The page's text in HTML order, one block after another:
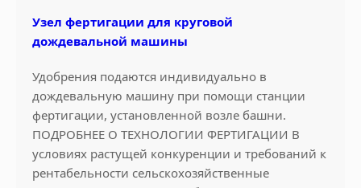
н
а
с
т
а
н
ц
и
Узел фертигации для круговой
дождевальной машины
Удобрения подаются индивидуально в
дождевальную машину при помощи станции
фертигации, установленной возле башни.
ПОДРОБНЕЕ О ТЕХНОЛОГИИ ФЕРТИГАЦИИ В
условиях растущей конкуренции и требований к
рентабельности сельскохозяйственные